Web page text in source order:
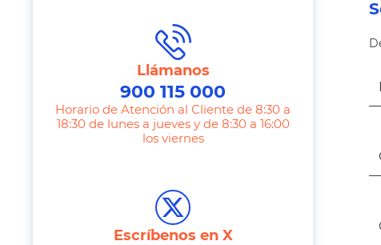
Llámanos
900 115 000
Horario de Atención al Cliente de 8:30 a
18:30 de lunes a jueves y de 8:30 a 16:00
los viernes
Escríbenos en X